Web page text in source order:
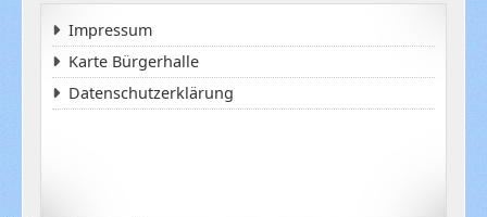
Impressum
Karte Bürgerhalle
Datenschutzerklärung